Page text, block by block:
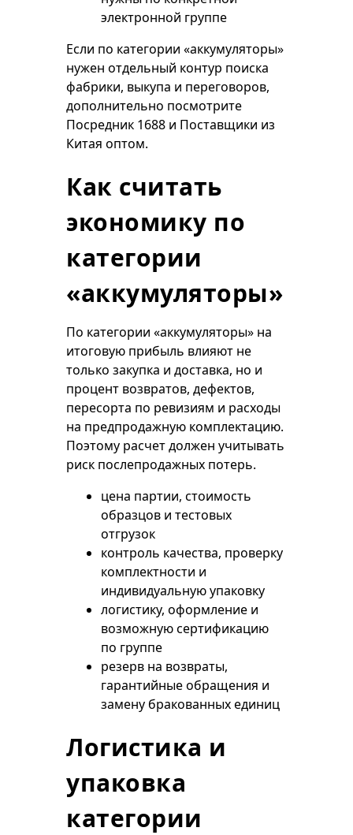
электронной группе
Если по категории «аккумуляторы»
нужен отдельный контур поиска
фабрики, выкупа и переговоров,
дополнительно посмотрите
Посредник 1688 и Поставщики из
Китая оптом.
Как считать
экономику по
категории
«аккумуляторы»
По категории «аккумуляторы» на
итоговую прибыль влияют не
только закупка и доставка, но и
процент возвратов, дефектов,
пересорта по ревизиям и расходы
на предпродажную комплектацию.
Поэтому расчет должен учитывать
риск послепродажных потерь.
цена партии, стоимость
образцов и тестовых
отгрузок
контроль качества, проверку
комплектности и
индивидуальную упаковку
логистику, оформление и
возможную сертификацию
по группе
резерв на возвраты,
гарантийные обращения и
замену бракованных единиц
Логистика и
упаковка
категории